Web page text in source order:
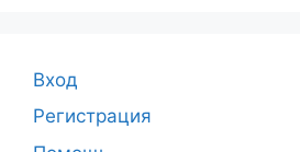
Вход
Регистрация